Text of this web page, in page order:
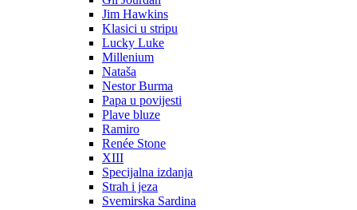
Jim Hawkins
Klasici u stripu
Lucky Luke
Millenium
Nataša
Nestor Burma
Papa u povijesti
Plave bluze
Ramiro
Renée Stone
XIII
Specijalna izdanja
Strah i jeza
Svemirska Sardina